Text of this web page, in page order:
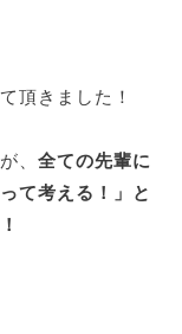
頂きました！
、全ての先輩に
て考える！」と